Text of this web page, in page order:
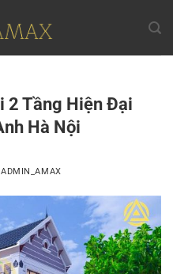
2 Tầng Hiện Đại
Hà Nội
ADMIN_AMAX